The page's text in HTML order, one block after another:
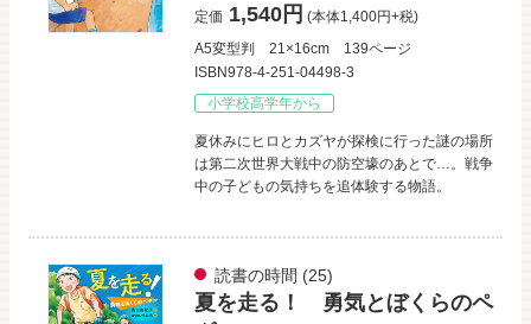
定価 1,540円 (本体1,400円+税)
A5変型判
21×16cm
139ページ
ISBN978-4-251-04498-3
小学校高学年から
夏休みにヒロとカズヤが探検に行った謎の場所
は第二次世界大戦中の防空壕のあとで…。戦争
中の子どもの気持ちを追体験する物語。
読書の時間 (25)
夏を走る！ 勇気とぼくらのペ